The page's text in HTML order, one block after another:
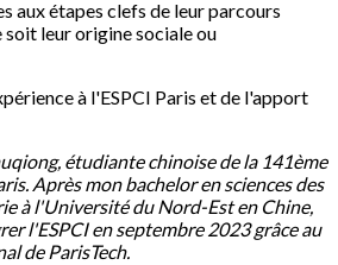
aux étapes clefs de leur parcours
soit leur origine sociale ou
à l'ESPCI Paris et de l'apport
étudiante chinoise de la 141ème
Après mon bachelor en sciences des
à l'Université du Nord-Est en Chine,
l'ESPCI en septembre 2023 grâce au
de ParisTech.